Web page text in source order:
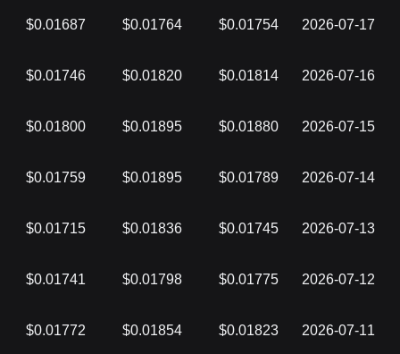
2026-07-17
$0.01754
$0.01764
$0.01687
2026-07-16
$0.01814
$0.01820
$0.01746
2026-07-15
$0.01880
$0.01895
$0.01800
2026-07-14
$0.01789
$0.01895
$0.01759
2026-07-13
$0.01745
$0.01836
$0.01715
2026-07-12
$0.01775
$0.01798
$0.01741
2026-07-11
$0.01823
$0.01854
$0.01772